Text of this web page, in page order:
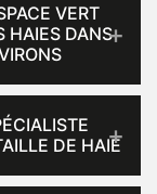
VERT
HAIES DANS
DE HAIE